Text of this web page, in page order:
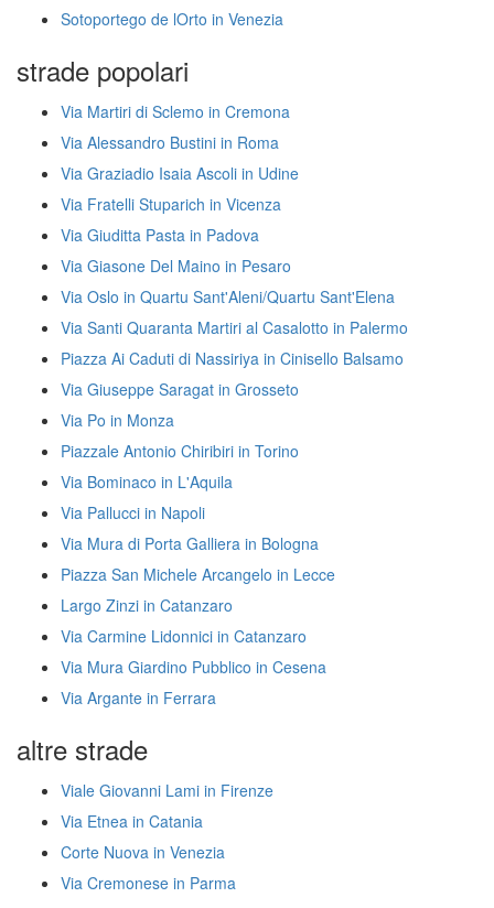
Sotoportego de lOrto in Venezia
strade popolari
Via Martiri di Sclemo in Cremona
Via Alessandro Bustini in Roma
Via Graziadio Isaia Ascoli in Udine
Via Fratelli Stuparich in Vicenza
Via Giuditta Pasta in Padova
Via Giasone Del Maino in Pesaro
Via Oslo in Quartu Sant'Aleni/Quartu Sant'Elena
Via Santi Quaranta Martiri al Casalotto in Palermo
Piazza Ai Caduti di Nassiriya in Cinisello Balsamo
Via Giuseppe Saragat in Grosseto
Via Po in Monza
Piazzale Antonio Chiribiri in Torino
Via Bominaco in L'Aquila
Via Pallucci in Napoli
Via Mura di Porta Galliera in Bologna
Piazza San Michele Arcangelo in Lecce
Largo Zinzi in Catanzaro
Via Carmine Lidonnici in Catanzaro
Via Mura Giardino Pubblico in Cesena
Via Argante in Ferrara
altre strade
Viale Giovanni Lami in Firenze
Via Etnea in Catania
Corte Nuova in Venezia
Via Cremonese in Parma